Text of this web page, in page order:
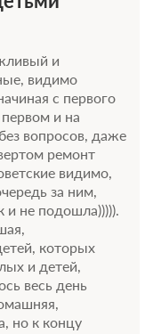
и
видимо
с первого
и на
вопросов, даже
ремонт
видимо,
за ним,
и не подошла))))).
которых
и детей,
весь день
но к концу